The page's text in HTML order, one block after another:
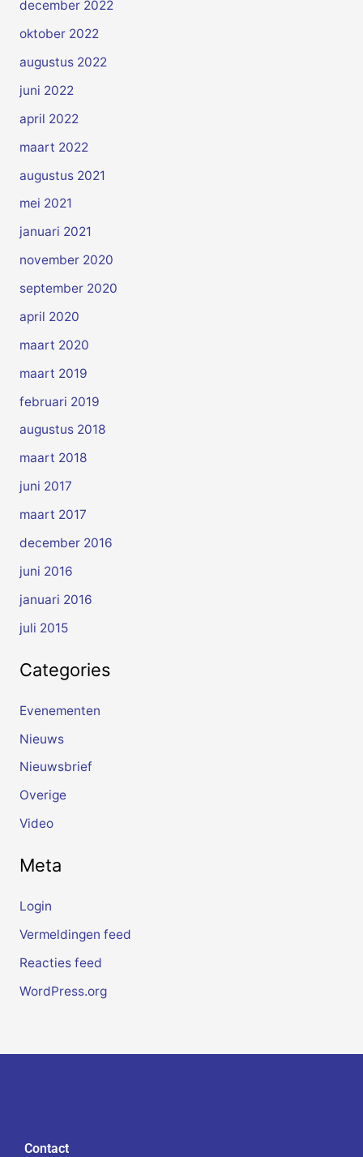
december 2022
oktober 2022
augustus 2022
juni 2022
april 2022
maart 2022
augustus 2021
mei 2021
januari 2021
november 2020
september 2020
april 2020
maart 2020
maart 2019
februari 2019
augustus 2018
maart 2018
juni 2017
maart 2017
december 2016
juni 2016
januari 2016
juli 2015
Categories
Evenementen
Nieuws
Nieuwsbrief
Overige
Video
Meta
Login
Vermeldingen feed
Reacties feed
WordPress.org
Contact